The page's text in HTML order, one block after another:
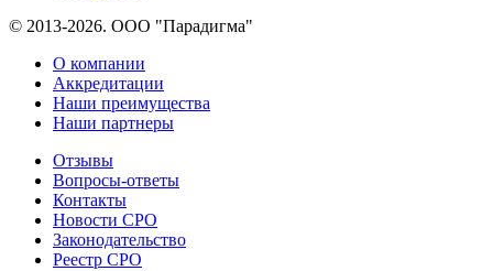
© 2013-2026. ООО "Парадигма"
О компании
Аккредитации
Наши преимущества
Наши партнеры
Отзывы
Вопросы-ответы
Контакты
Новости СРО
Законодательство
Реестр СРО